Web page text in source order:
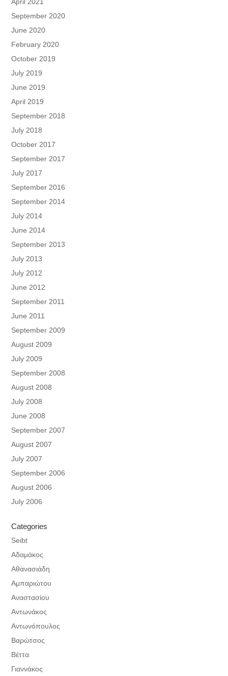
April 2021
September 2020
June 2020
February 2020
October 2019
July 2019
June 2019
April 2019
September 2018
July 2018
October 2017
September 2017
July 2017
September 2016
September 2014
July 2014
June 2014
September 2013
July 2013
July 2012
June 2012
September 2011
June 2011
September 2009
August 2009
July 2009
September 2008
August 2008
July 2008
June 2008
September 2007
August 2007
July 2007
September 2006
August 2006
July 2006
Categories
Seibt
Αδαμάκος
Αθανασιάδη
Αμπαριώτου
Αναστασίου
Αντωνάκος
Αντωνόπουλος
Βαρώτσος
Βέττα
Γιαννάκος